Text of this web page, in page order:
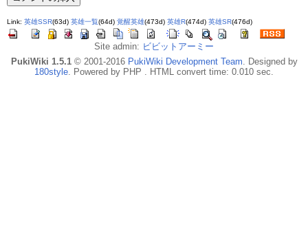
Link: 英雄SSR(63d) 英雄一覧(64d) 覚醒英雄(473d) 英雄R(474d) 英雄SR(476d)
Site admin: ビビットアーミー
PukiWiki 1.5.1© 2001-2016 PukiWiki Development Team . Designed by
180style . Powered by PHP . HTML convert time: 0.010 sec.